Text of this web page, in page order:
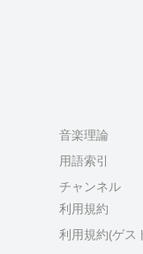
音楽理論
用語索引
チャンネル
利用規約
利用規約(ゲス